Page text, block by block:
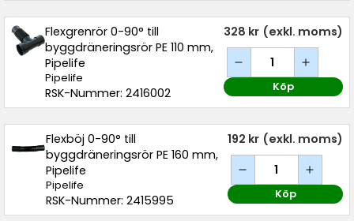
Flexgrenrör 0-90° till
byggdräneringsrör PE 110 mm,
Pipelife
Pipelife
RSK-Nummer: 2416002
328 kr (exkl. moms)
Köp
Flexböj 0-90° till
byggdräneringsrör PE 160 mm,
Pipelife
Pipelife
RSK-Nummer: 2415995
192 kr (exkl. moms)
Köp